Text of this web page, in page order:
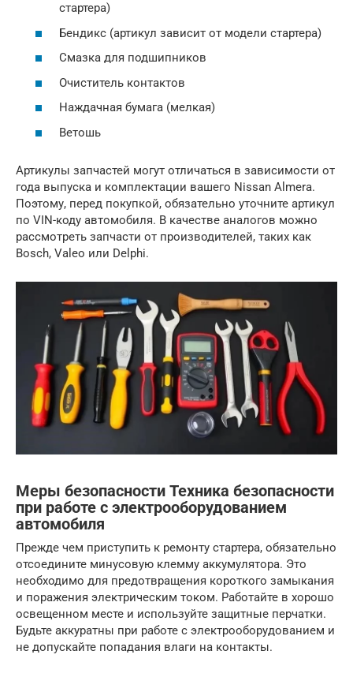
стартера)
Бендикс (артикул зависит от модели стартера)
Смазка для подшипников
Очиститель контактов
Наждачная бумага (мелкая)
Ветошь
Артикулы запчастей могут отличаться в зависимости от
года выпуска и комплектации вашего Nissan Almera.
Поэтому, перед покупкой, обязательно уточните артикул
по VIN-коду автомобиля. В качестве аналогов можно
рассмотреть запчасти от производителей, таких как
Bosch, Valeo или Delphi.
Меры безопасности Техника безопасности
при работе с электрооборудованием
автомобиля
Прежде чем приступить к ремонту стартера, обязательно
отсоедините минусовую клемму аккумулятора. Это
необходимо для предотвращения короткого замыкания
и поражения электрическим током. Работайте в хорошо
освещенном месте и используйте защитные перчатки.
Будьте аккуратны при работе с электрооборудованием и
не допускайте попадания влаги на контакты.